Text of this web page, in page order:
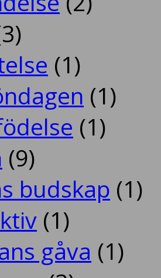
(1)
(1)
(1)
(9)
budskap (1)
(1)
gåva (1)